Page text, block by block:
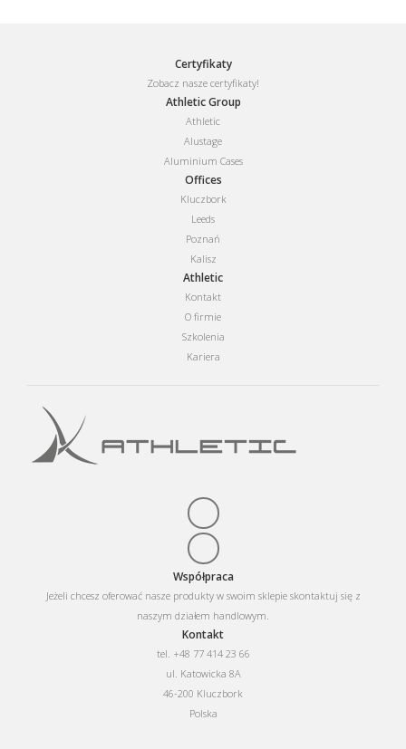
Certyfikaty
Zobacz nasze certyfikaty!
Athletic Group
Athletic
Alustage
Aluminium Cases
Offices
Kluczbork
Leeds
Poznań
Kalisz
Athletic
Kontakt
O firmie
Szkolenia
Kariera
Współpraca
Jeżeli chcesz oferować nasze produkty w swoim sklepie skontaktuj się z
naszym działem handlowym.
Kontakt
tel. +48 77 414 23 66
ul. Katowicka 8A
46-200 Kluczbork
Polska